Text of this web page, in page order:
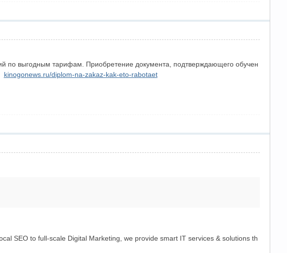
по выгодным тарифам. Приобретение документа, подтверждающего обучен
kinogonews.ru/diplom-na-zakaz-kak-eto-rabotaet
SEO to full-scale Digital Marketing, we provide smart IT services & solutions th